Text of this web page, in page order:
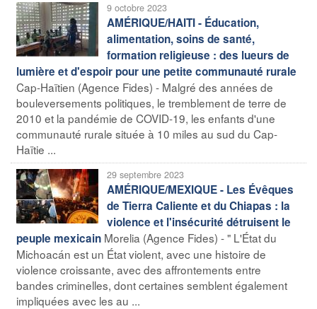
9 octobre 2023
AMÉRIQUE/HAITI - Éducation,
alimentation, soins de santé,
formation religieuse : des lueurs de
lumière et d'espoir pour une petite communauté rurale
Cap-Haïtien (Agence Fides) - Malgré des années de
bouleversements politiques, le tremblement de terre de
2010 et la pandémie de COVID-19, les enfants d'une
communauté rurale située à 10 miles au sud du Cap-
Haïtie ...
29 septembre 2023
AMÉRIQUE/MEXIQUE - Les Évêques
de Tierra Caliente et du Chiapas : la
violence et l'insécurité détruisent le
peuple mexicain Morelia (Agence Fides) - " L'État du
Michoacán est un État violent, avec une histoire de
violence croissante, avec des affrontements entre
bandes criminelles, dont certaines semblent également
impliquées avec les au ...